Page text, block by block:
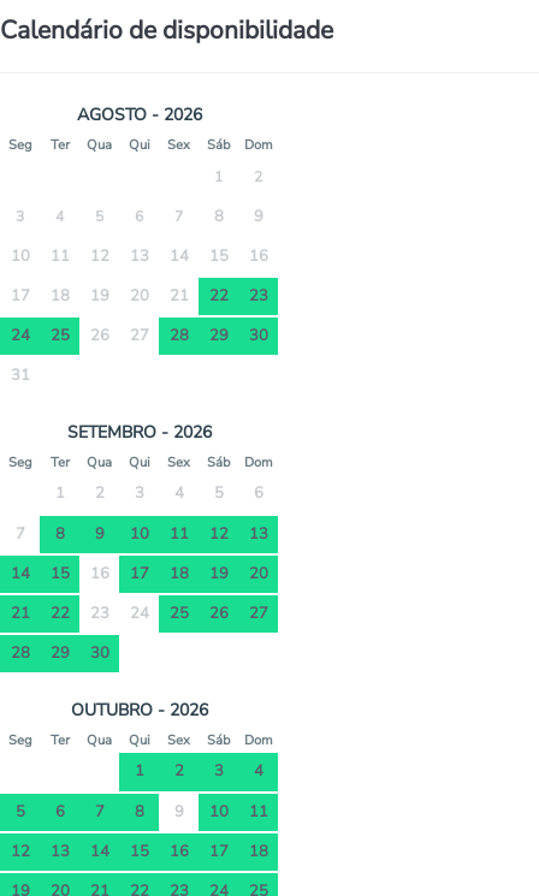
Calendário de disponibilidade
AGOSTO - 2026
Seg Ter Qua Qui Sex Sáb Dom
1 2
3 4 5 6 7 8
9
10
11 12 13 14 15
16
17
18 19 20 21 22
23
24
25 26 27 28 29
30
31
SETEMBRO - 2026
Seg Ter Qua Qui Sex Sáb Dom
1 2 3 4 5
6
7
8 9 10 11 12
13
14
15 16 17 18 19
20
21
22 23 24 25 26
27
28
29 30
OUTUBRO - 2026
Seg Ter Qua Qui Sex Sáb Dom
1 2 3
4
5
6 7 8 9 10
11
12
13 14 15 16 17
18
19
20 21 22 23 24 25